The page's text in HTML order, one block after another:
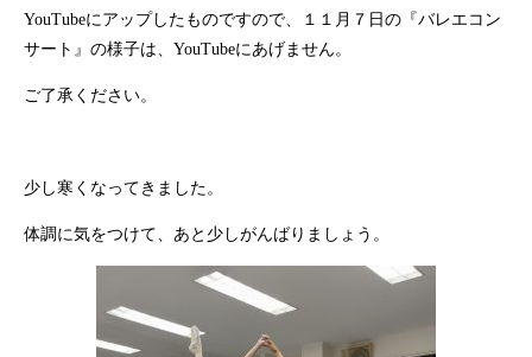
YouTubeにアップしたものですので、１１月７日の『バレエコン
サート』の様子は、YouTubeにあげません。
ご了承ください。
少し寒くなってきました。
体調に気をつけて、あと少しがんばりましょう。